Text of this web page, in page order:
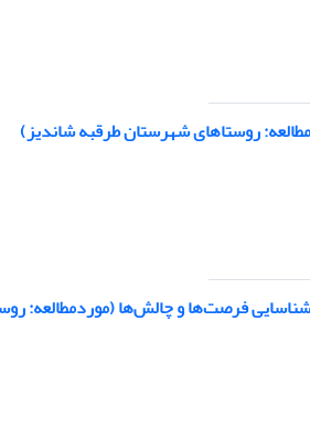
روستاهای شهرستان طرقبه شاندیز)
فرصت‌ها و چالش‌ها (موردمطالعه: